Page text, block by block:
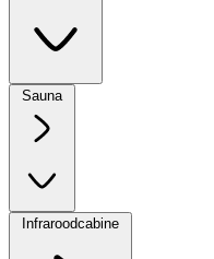
Sauna
Infraroodcabine